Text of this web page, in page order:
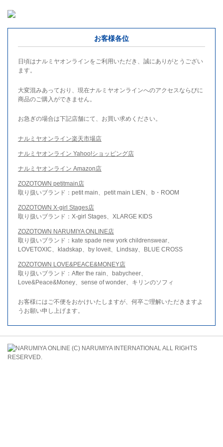
お客様各位
日頃はナルミヤオンラインをご利用いただき、誠にありがとうござい
ます。
大変混みあっており、現在ナルミヤオンラインへのアクセスならびに
商品のご購入ができません。
お急ぎの場合は下記店舗にて、お買い求めください。
ナルミヤオンライン楽天市場店
ナルミヤオンライン Yahoo!ショッピング店
ナルミヤオンライン Amazon店
ZOZOTOWN petitmain店
取り扱いブランド：petit main、petit main LIEN、b・ROOM
ZOZOTOWN X-girl Stages店
取り扱いブランド：X-girl Stages、XLARGE KIDS
ZOZOTOWN NARUMIYA ONLINE店
取り扱いブランド：kate spade new york childrenswear、
LOVETOXIC、kladskap、by loveit、Lindsay、BLUE CROSS
ZOZOTOWN LOVE&PEACE&MONEY店
取り扱いブランド：After the rain、babycheer、
Love&Peace&Money、sense of wonder、キリンのソフィ
お客様にはご不便をおかけいたしますが、何卒ご理解いただきますよ
うお願い申し上げます。